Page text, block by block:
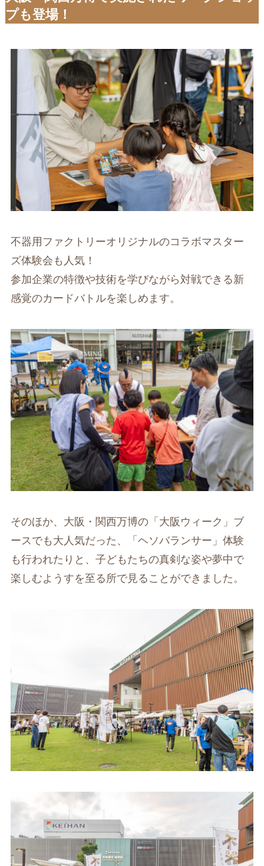
プも登場！
不器用ファクトリーオリジナルのコラボマスター
ズ体験会も人気！
参加企業の特徴や技術を学びながら対戦できる新
感覚のカードバトルを楽しめます。
そのほか、大阪・関西万博の「大阪ウィーク」ブ
ースでも大人気だった、「ヘソバランサー」体験
も行われたりと、子どもたちの真剣な姿や夢中で
楽しむようすを至る所で見ることができました。